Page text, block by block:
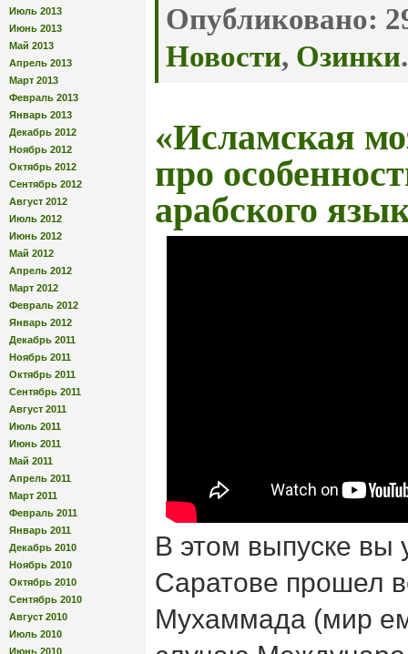
Июль 2013
Июнь 2013
Май 2013
Апрель 2013
Март 2013
Февраль 2013
Январь 2013
Декабрь 2012
Ноябрь 2012
Октябрь 2012
Сентябрь 2012
Август 2012
Июль 2012
Июнь 2012
Май 2012
Апрель 2012
Март 2012
Февраль 2012
Январь 2012
Декабрь 2011
Ноябрь 2011
Октябрь 2011
Сентябрь 2011
Август 2011
Июль 2011
Июнь 2011
Май 2011
Апрель 2011
Март 2011
Февраль 2011
Январь 2011
Декабрь 2010
Ноябрь 2010
Октябрь 2010
Сентябрь 2010
Август 2010
Июль 2010
Июнь 2010
Опубликовано:
Новости, Озинки.
«Исламская
про
арабского
В этом выпуске вы
Саратове прошел
Мухаммада (мир